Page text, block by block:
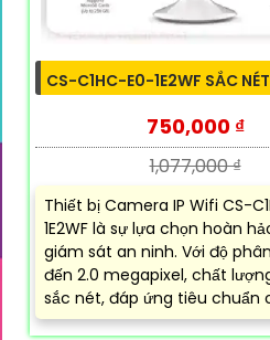
CS-C1HC-E0-1E2WF SẮC
750,000 ₫
1,077,000 ₫
Thiết bị Camera IP Wifi CS-
1E2WF là sự lựa chọn hoàn
giám sát an ninh. Với độ
đến 2.0 megapixel, chất
sắc nét, đáp ứng tiêu chuẩn